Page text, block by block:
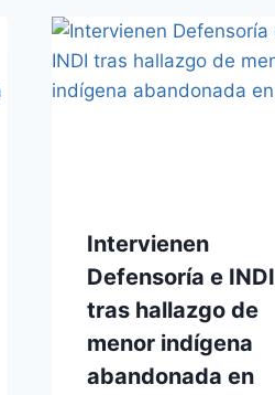
Intervienen
Defensoría e INDI
tras hallazgo de
menor indígena
abandonada en